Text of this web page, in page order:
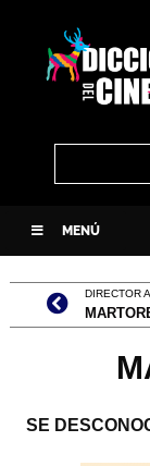
MENÚ
DIRECTOR
SE